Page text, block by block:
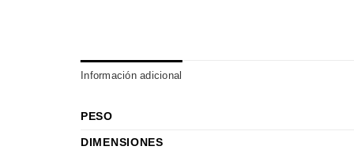
Información adicional
PESO
DIMENSIONES